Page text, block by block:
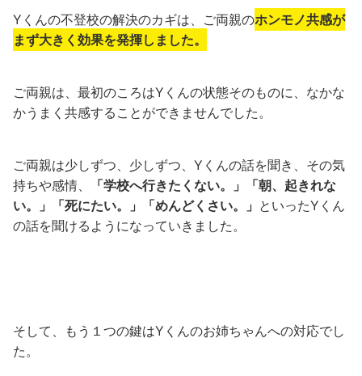
Yくんの不登校の解決のカギは、ご両親のホンモノ共感が
まず大きく効果を発揮しました。
ご両親は、最初のころはYくんの状態そのものに、なかな
かうまく共感することができませんでした。
ご両親は少しずつ、少しずつ、Yくんの話を聞き、その気
持ちや感情、
「学校へ行きたくない。」「朝、起きれな
い。」「死にたい。」「めんどくさい。」 といったYくん
の話を聞けるようになっていきました。
そして、もう１つの鍵はYくんのお姉ちゃんへの対応でし
た。